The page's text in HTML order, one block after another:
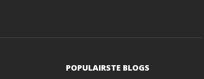
POPULAIRSTE BLOGS